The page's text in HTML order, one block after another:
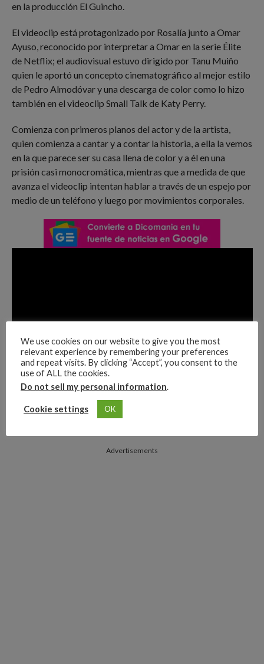
en la producción El Guincho.
El videoclip está protagonizado por Rosalía junto a Omar
Ayuso, reconocido por interpretar a Omar en la serie Élite
de Netflix; el audiovisual estuvo dirigido por Tanu Muiño
quien le aportó un concepto cinematográfico al mejor estilo
de Pedro Almodóvar y una descarga de color como lo hizo
también en el videoclip Small Talk de Katy Perry.
Comienza con primeros planos del actor y de la artista,
quien comienza a cantar y a contar la historia, a ella la vemos
en la que parece ser su casa llena de color y a él en una
prisión casi monocromática, mientras que a medida de que
avanza el videoclip intentan hablar a través de un espejo por
medio de un teléfono y luego por movimientos corporales.
Advertisements
We use cookies on our website to give you the most
relevant experience by remembering your preferences
and repeat visits. By clicking “Accept”, you consent to the
use of ALL the cookies.
Do not sell my personal information.
Cookie settings OK